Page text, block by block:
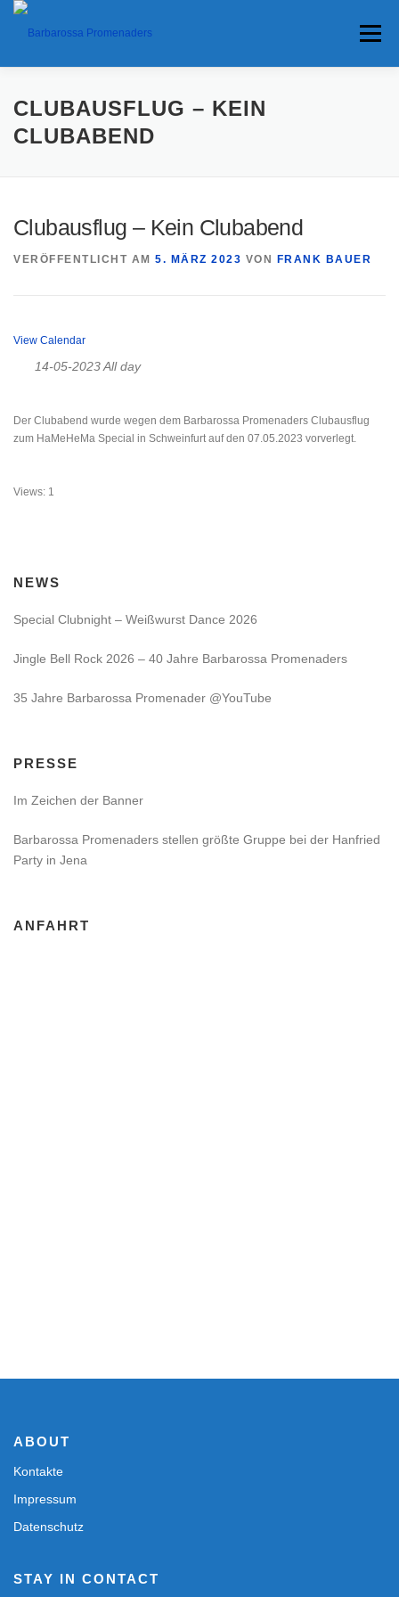
Menü
HOME TERMINE ANFAHRT
INTERESSANTES
CLUBAUSFLUG – KEIN
CLUBABEND
Clubausflug – Kein Clubabend
VERÖFFENTLICHT AM 5. MÄRZ 2023 VON FRANK BAUER
View Calendar
14-05-2023 All day
Der Clubabend wurde wegen dem Barbarossa Promenaders Clubausflug
zum HaMeHeMa Special in Schweinfurt auf den 07.05.2023 vorverlegt.
Views: 1
NEWS
Special Clubnight – Weißwurst Dance 2026
Jingle Bell Rock 2026 – 40 Jahre Barbarossa Promenaders
35 Jahre Barbarossa Promenader @YouTube
PRESSE
Im Zeichen der Banner
Barbarossa Promenaders stellen größte Gruppe bei der Hanfried
Party in Jena
ANFAHRT
ABOUT
Kontakte
Impressum
Datenschutz
STAY IN CONTACT